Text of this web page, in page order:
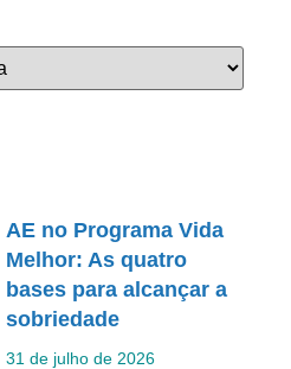
AE no Programa Vida
Melhor: As quatro
bases para alcançar a
sobriedade
31 de julho de 2026